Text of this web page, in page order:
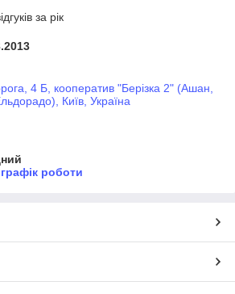
за рік
4 Б, кооператив "Берізка 2" (Ашан,
Київ, Україна
роботи